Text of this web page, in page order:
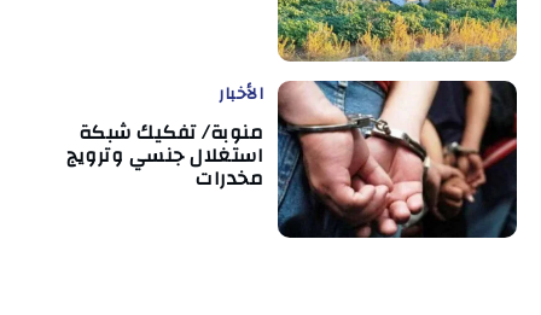
الأخبار
منوبة/ تفكيك شبكة
استغلال جنسي وترويج
مخدرات